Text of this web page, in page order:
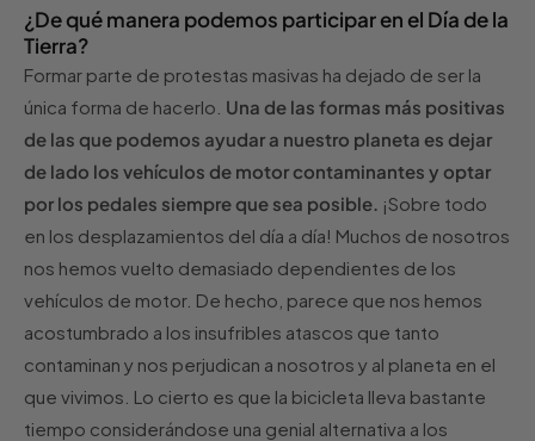
¿De qué manera podemos participar en el Día de la
Tierra?
Formar parte de protestas masivas ha dejado de ser la
única forma de hacerlo. Una de las formas más positivas
de las que podemos ayudar a nuestro planeta es dejar
de lado los vehículos de motor contaminantes y optar
por los pedales siempre que sea posible. ¡Sobre todo
en los desplazamientos del día a día! Muchos de nosotros
nos hemos vuelto demasiado dependientes de los
vehículos de motor. De hecho, parece que nos hemos
acostumbrado a los insufribles atascos que tanto
contaminan y nos perjudican a nosotros y al planeta en el
que vivimos. Lo cierto es que la bicicleta lleva bastante
tiempo considerándose una genial alternativa a los